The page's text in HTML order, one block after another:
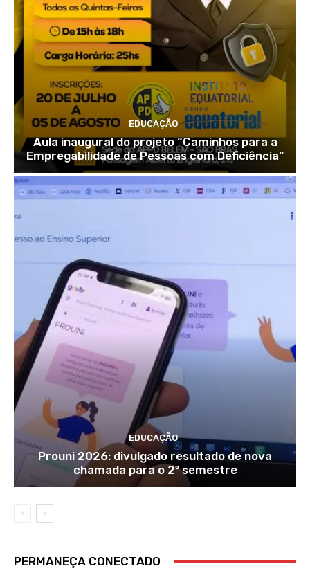
EDUCAÇÃO
Aula inaugural do projeto “Caminhos para a
Empregabilidade de Pessoas com Deficiência”
EDUCAÇÃO
Prouni 2026: divulgado resultado de nova
chamada para o 2º semestre
PERMANEÇA CONECTADO